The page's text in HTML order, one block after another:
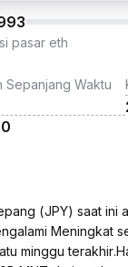
pasar eth
Sepanjang Waktu
(JPY) saat
Meningkat
minggu